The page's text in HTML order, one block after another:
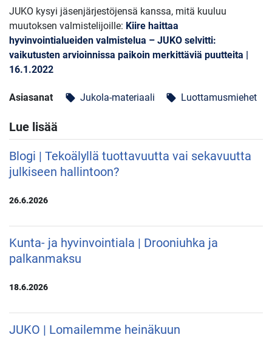
JUKO kysyi jäsenjärjestöjensä kanssa, mitä kuuluu
muutoksen valmistelijoille: Kiire haittaa
hyvinvointialueiden valmistelua – JUKO selvitti:
vaikutusten arvioinnissa paikoin merkittäviä puutteita |
16.1.2022
Asiasanat local_offer Jukola-materiaali local_offer Luottamusmiehet
Lue lisää
Blogi | Tekoälyllä tuottavuutta vai sekavuutta
julkiseen hallintoon?
26.6.2026
Kunta- ja hyvinvointiala | Drooniuhka ja
palkanmaksu
18.6.2026
JUKO | Lomailemme heinäkuun